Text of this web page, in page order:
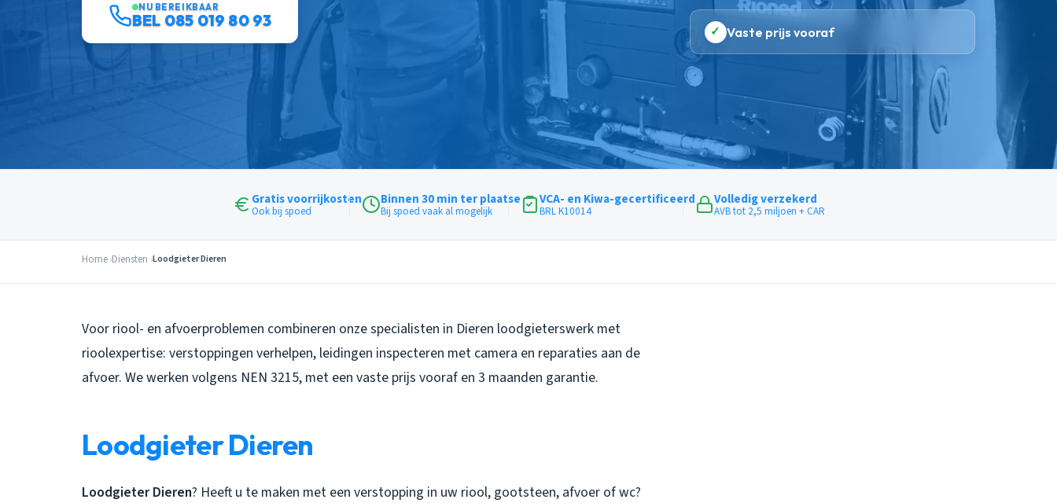
NU BEREIKBAAR
BEL 085 019 80 93
✓ Vaste prijs vooraf
Gratis voorrijkosten
Ook bij spoed
Binnen 30 min ter plaatse
Bij spoed vaak al mogelijk
VCA- en Kiwa-gecertificeerd
BRL K10014
Volledig verzekerd
AVB tot 2,5 miljoen + CAR
Home Diensten Loodgieter Dieren
Voor riool- en afvoerproblemen combineren onze specialisten in Dieren loodgieterswerk met
rioolexpertise: verstoppingen verhelpen, leidingen inspecteren met camera en reparaties aan de
afvoer. We werken volgens NEN 3215, met een vaste prijs vooraf en 3 maanden garantie.
Loodgieter Dieren
Loodgieter Dieren? Heeft u te maken met een verstopping in uw riool, gootsteen, afvoer of wc?